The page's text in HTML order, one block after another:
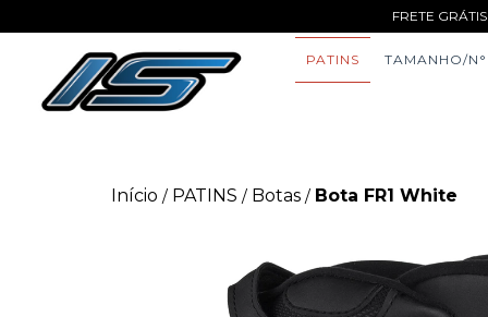
FRETE
PATINS TAMANHO/N°
Início / PATINS / Botas / Bota FR1 White